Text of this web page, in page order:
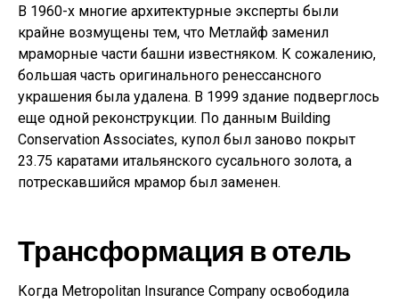
В 1960-х многие архитектурные эксперты были
крайне возмущены тем, что Метлайф заменил
мраморные части башни известняком. К сожалению,
большая часть оригинального ренессансного
украшения была удалена. В 1999 здание подверглось
еще одной реконструкции. По данным Building
Conservation Associates, купол был заново покрыт
23.75 каратами итальянского сусального золота, а
потрескавшийся мрамор был заменен.
Трансформация в отель
Когда Metropolitan Insurance Company освободила